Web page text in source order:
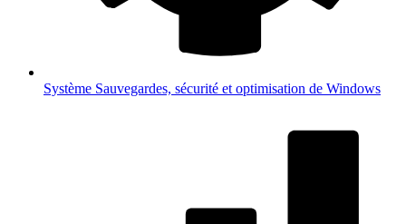
Système Sauvegardes, sécurité et optimisation de Windows